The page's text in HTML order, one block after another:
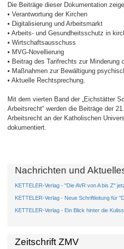
Die Beiträge dieser Dokumentation
• Verantwortung der Kirchen
• Digitalisierung und Arbeitsmarkt
• Arbeits- und Gesundheitsschutz in
• Wirtschaftsausschuss
• MVG-Novellierung
• Beitrag des Tarifrechts zur Minderung
• Maßnahmen zur Bewältigung
• Aktuelle Rechtsprechung.
Mit dem vierten Band der „Eichstätter
Arbeitsrecht“ werden die Beiträge der
Arbeitsrecht an der Katholischen
dokumentiert.
Nachrichten und
KETTELER-Verlag - "Die AVR von A bis Z"
KETTELER-Verlag - Neue Schriftleitung für
KETTELER-Verlag - Ein Blick hinter die
Zeitschrift ZMV